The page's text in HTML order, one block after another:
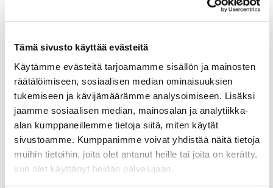
Tämä sivusto käyttää evästeitä
Käytämme evästeitä tarjoamamme sisällön ja mainosten
räätälöimiseen, sosiaalisen median ominaisuuksien
tukemiseen ja kävijämäärämme analysoimiseen. Lisäksi
jaamme sosiaalisen median, mainosalan ja analytiikka-
alan kumppaneillemme tietoja siitä, miten käytät
sivustoamme. Kumppanimme voivat yhdistää näitä tietoja
muihin tietoihin, joita olet antanut heille tai joita on kerätty,
kun olet käyttänyt heidän palvelujaan.
21.11.2024 LAUSUNTO
Lausunto hallituksen esityksestä
eduskunnalle ulkomaalaislain
muuttamisesta ja eräiksi siihen